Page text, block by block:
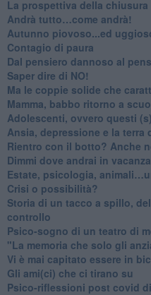
​La prospettiva della chiusura
​Andrà tutto…come andrà!
Autunno piovoso...ed
​Contagio di paura
​Dal pensiero dannoso al
​Saper dire di NO!
​Ma le coppie solide che
​Mamma, babbo ritorno a
Adolescenti, ovvero questi
Ansia, depressione e la terra
​Rientro con il botto? Anche
Dimmi dove andrai in
​Estate, psicologia,
​Crisi o possibilità?
​Storia di un tacco a spillo,
controllo
​Psico-sogno di un teatro di
"La memoria che solo gli
​Vi è mai capitato essere in
​Gli ami(ci) che ci tirano su
Psico-riflessioni post covid